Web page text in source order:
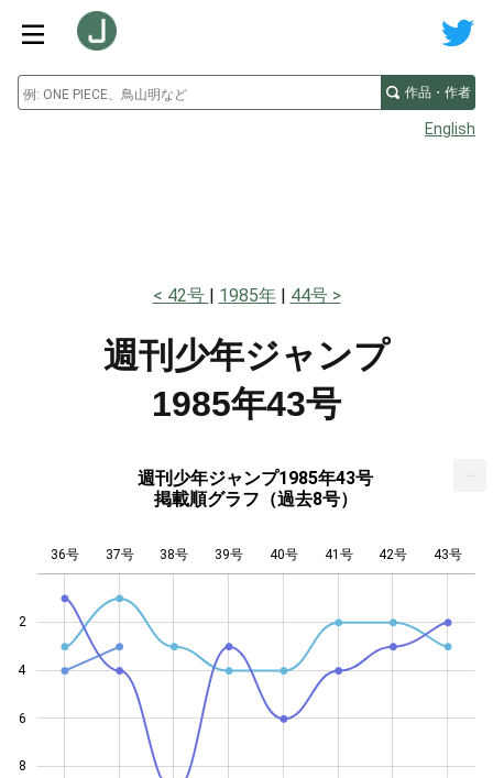
作品・作者
English
42号 1985年 44号
週刊少年ジャンプ
1985年43号
週刊少年ジャンプ1985年43号
掲載順グラフ（過去8号）
2
4
6
8
36号 37号 38号 39号 40号 41号 42号 43号